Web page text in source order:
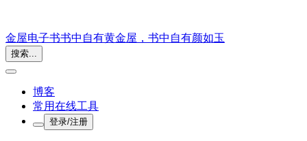
金屋电子书书中自有黄金屋，书中自有颜如玉
搜索...
博客
常用在线工具
登录/注册